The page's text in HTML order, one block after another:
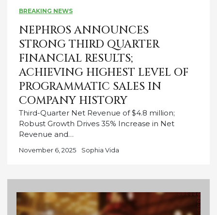
BREAKING NEWS
NEPHROS ANNOUNCES
STRONG THIRD QUARTER
FINANCIAL RESULTS;
ACHIEVING HIGHEST LEVEL OF
PROGRAMMATIC SALES IN
COMPANY HISTORY
Third-Quarter Net Revenue of $4.8 million;
Robust Growth Drives 35% Increase in Net
Revenue and…
November 6, 2025 Sophia Vida